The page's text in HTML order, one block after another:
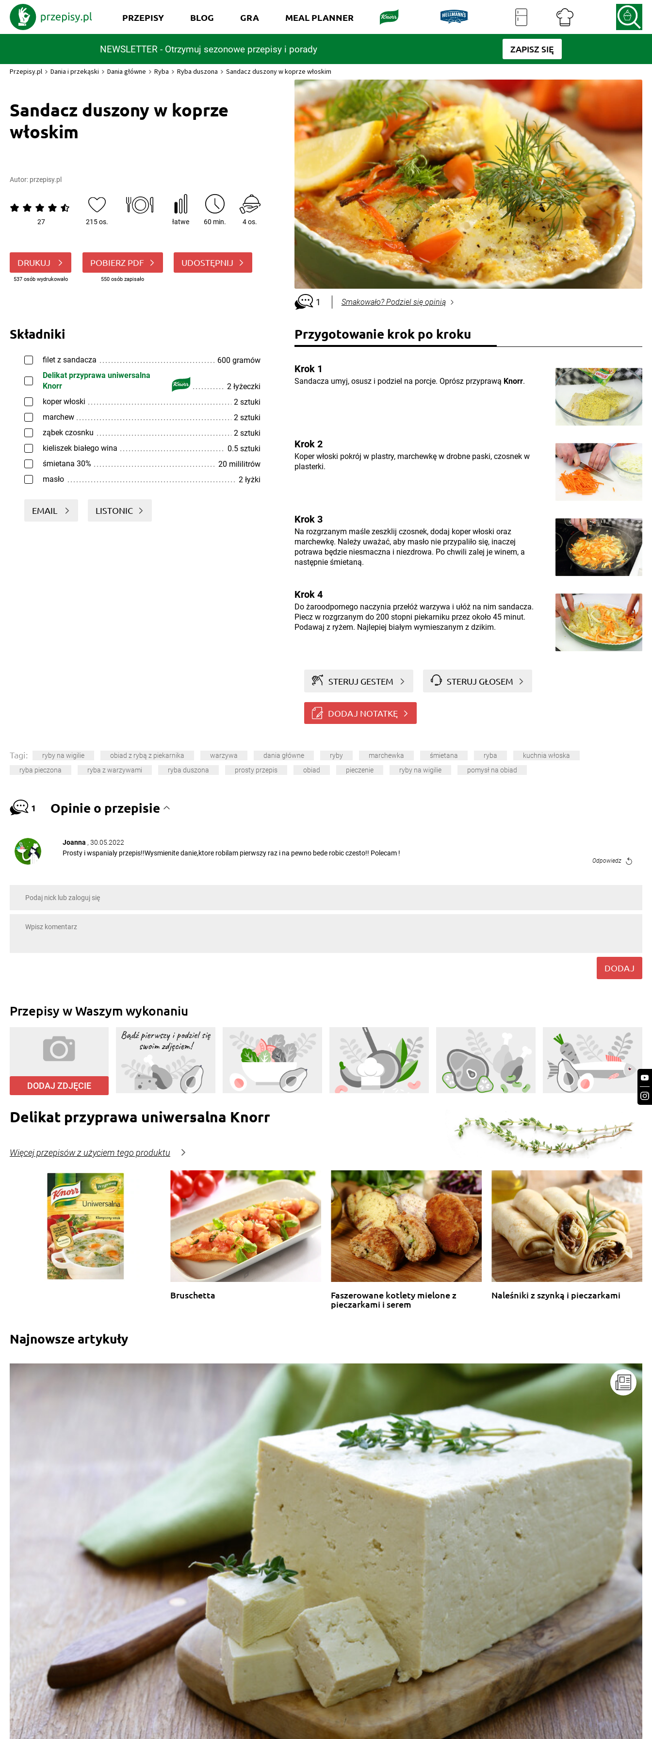
NEWSLETTER - Otrzymuj sezonowe przepisy i porady ZAPISZ SIĘ
PRZEPISY BLOG GRA MEAL PLANNER
Przepisy.pl Dania i przekąski Dania główne Ryba Ryba duszona Sandacz duszony w koprze włoskim
Sandacz duszony w koprze
włoskim
Autor: przepisy.pl
27 215 os. łatwe 60 min. 4 os.
DRUKUJ
537 osób wydrukowało
POBIERZ PDF
550 osób zapisało
UDOSTĘPNIJ
1 Smakowało? Podziel się opinią
Składniki
filet z sandacza
600 gramów
Delikat przyprawa uniwersalna
Knorr
2 łyżeczki
koper włoski
2 sztuki
marchew
2 sztuki
ząbek czosnku
2 sztuki
kieliszek białego wina
0.5 sztuki
śmietana 30%
20 mililitrów
masło
2 łyżki
EMAIL LISTONIC
Przygotowanie krok po kroku
Krok 1
Sandacza umyj, osusz i podziel na porcje. Oprósz przyprawą Knorr.
Krok 2
Koper włoski pokrój w plastry, marchewkę w drobne paski, czosnek w
plasterki.
Krok 3
Na rozgrzanym maśle zeszklij czosnek, dodaj koper włoski oraz
marchewkę. Należy uważać, aby masło nie przypaliło się, inaczej
potrawa będzie niesmaczna i niezdrowa. Po chwili zalej je winem, a
następnie śmietaną.
Krok 4
Do żaroodpornego naczynia przełóż warzywa i ułóż na nim sandacza.
Piecz w rozgrzanym do 200 stopni piekarniku przez około 45 minut.
Podawaj z ryżem. Najlepiej białym wymieszanym z dzikim.
STERUJ GESTEM STERUJ GŁOSEM
DODAJ NOTATKĘ
Tagi: ryby na wigilie obiad z rybą z piekarnika warzywa dania główne ryby marchewka śmietana ryba
kuchnia włoska
ryba pieczona
ryba z warzywami ryba duszona prosty przepis obiad pieczenie ryby na wigilie pomysł na obiad
1 Opinie o przepisie
Joanna , 30.05.2022
Prosty i wspanialy przepis!!Wysmienite danie,ktore robilam pierwszy raz i na pewno bede robic czesto!! Polecam !
Odpowiedz
DODAJ
Przepisy w Waszym wykonaniu
DODAJ ZDJĘCIE
Delikat przyprawa uniwersalna Knorr
Więcej przepisów z użyciem tego produktu
Bruschetta
Faszerowane kotlety mielone z
pieczarkami i serem
Naleśniki z szynką i pieczarkami
Najnowsze artykuły